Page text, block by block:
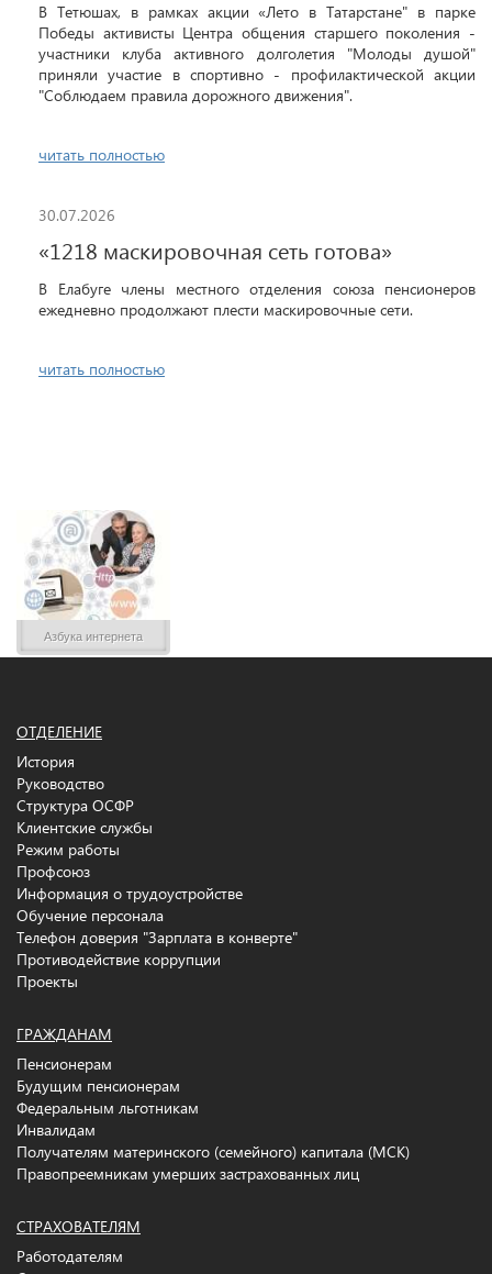
В Тетюшах, в рамках акции «Лето в Татарстане" в парке
Победы активисты Центра общения старшего поколения -
участники клуба активного долголетия "Молоды душой"
приняли участие в спортивно - профилактической акции
"Соблюдаем правила дорожного движения".
читать полностью
30.07.2026
«1218 маскировочная сеть готова»
В Елабуге члены местного отделения союза пенсионеров
ежедневно продолжают плести маскировочные сети.
читать полностью
Азбука интернета
ОТДЕЛЕНИЕ
История
Руководство
Структура ОСФР
Клиентские службы
Режим работы
Профсоюз
Информация о трудоустройстве
Обучение персонала
Телефон доверия "Зарплата в конверте"
Противодействие коррупции
Проекты
ГРАЖДАНАМ
Пенсионерам
Будущим пенсионерам
Федеральным льготникам
Инвалидам
Получателям материнского (семейного) капитала (МСК)
Правопреемникам умерших застрахованных лиц
СТРАХОВАТЕЛЯМ
Работодателям